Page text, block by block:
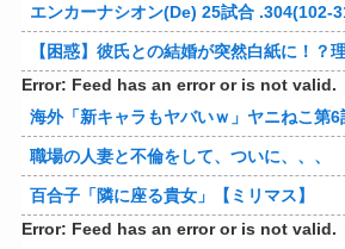
エンカーナシオン(De) 25試合 .304(102-31) 6本 26打点 出塁率
【困惑】彼氏との結婚が突然白紙に！？理由が高校時代の
Error: Feed has an error or is not valid.
海外「新キャラもヤバいｗ」ヤニねこ第
職場の人妻と不倫をして、ついに、、、
百合子「隣に座る貴女」【ミリマス】
Error: Feed has an error or is not valid.